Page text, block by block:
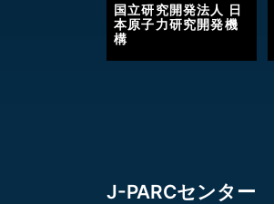
国立研究開発法人 日
本原子力研究開発機
構
J-PARCセンター